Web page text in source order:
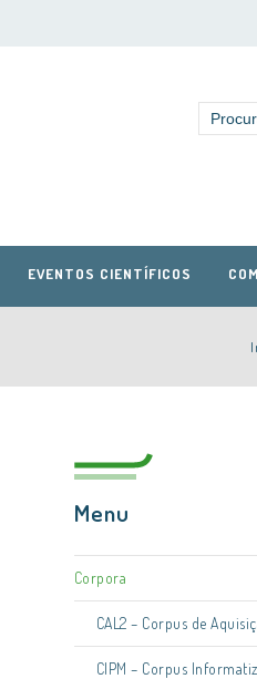
EVENTOS CIENTÍFICOS
Menu
Corpora
CAL2 – Corpus de
CIPM – Corpus